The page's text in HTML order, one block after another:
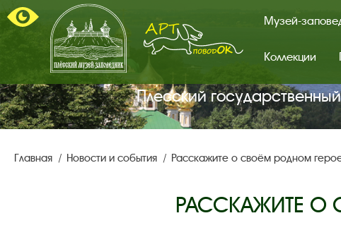
Главная
страница.
поводок.
Музей-
Коллекции
Плесский
Главная Новости и события Расскажите о своём родном
РАССКАЖИТЕ О